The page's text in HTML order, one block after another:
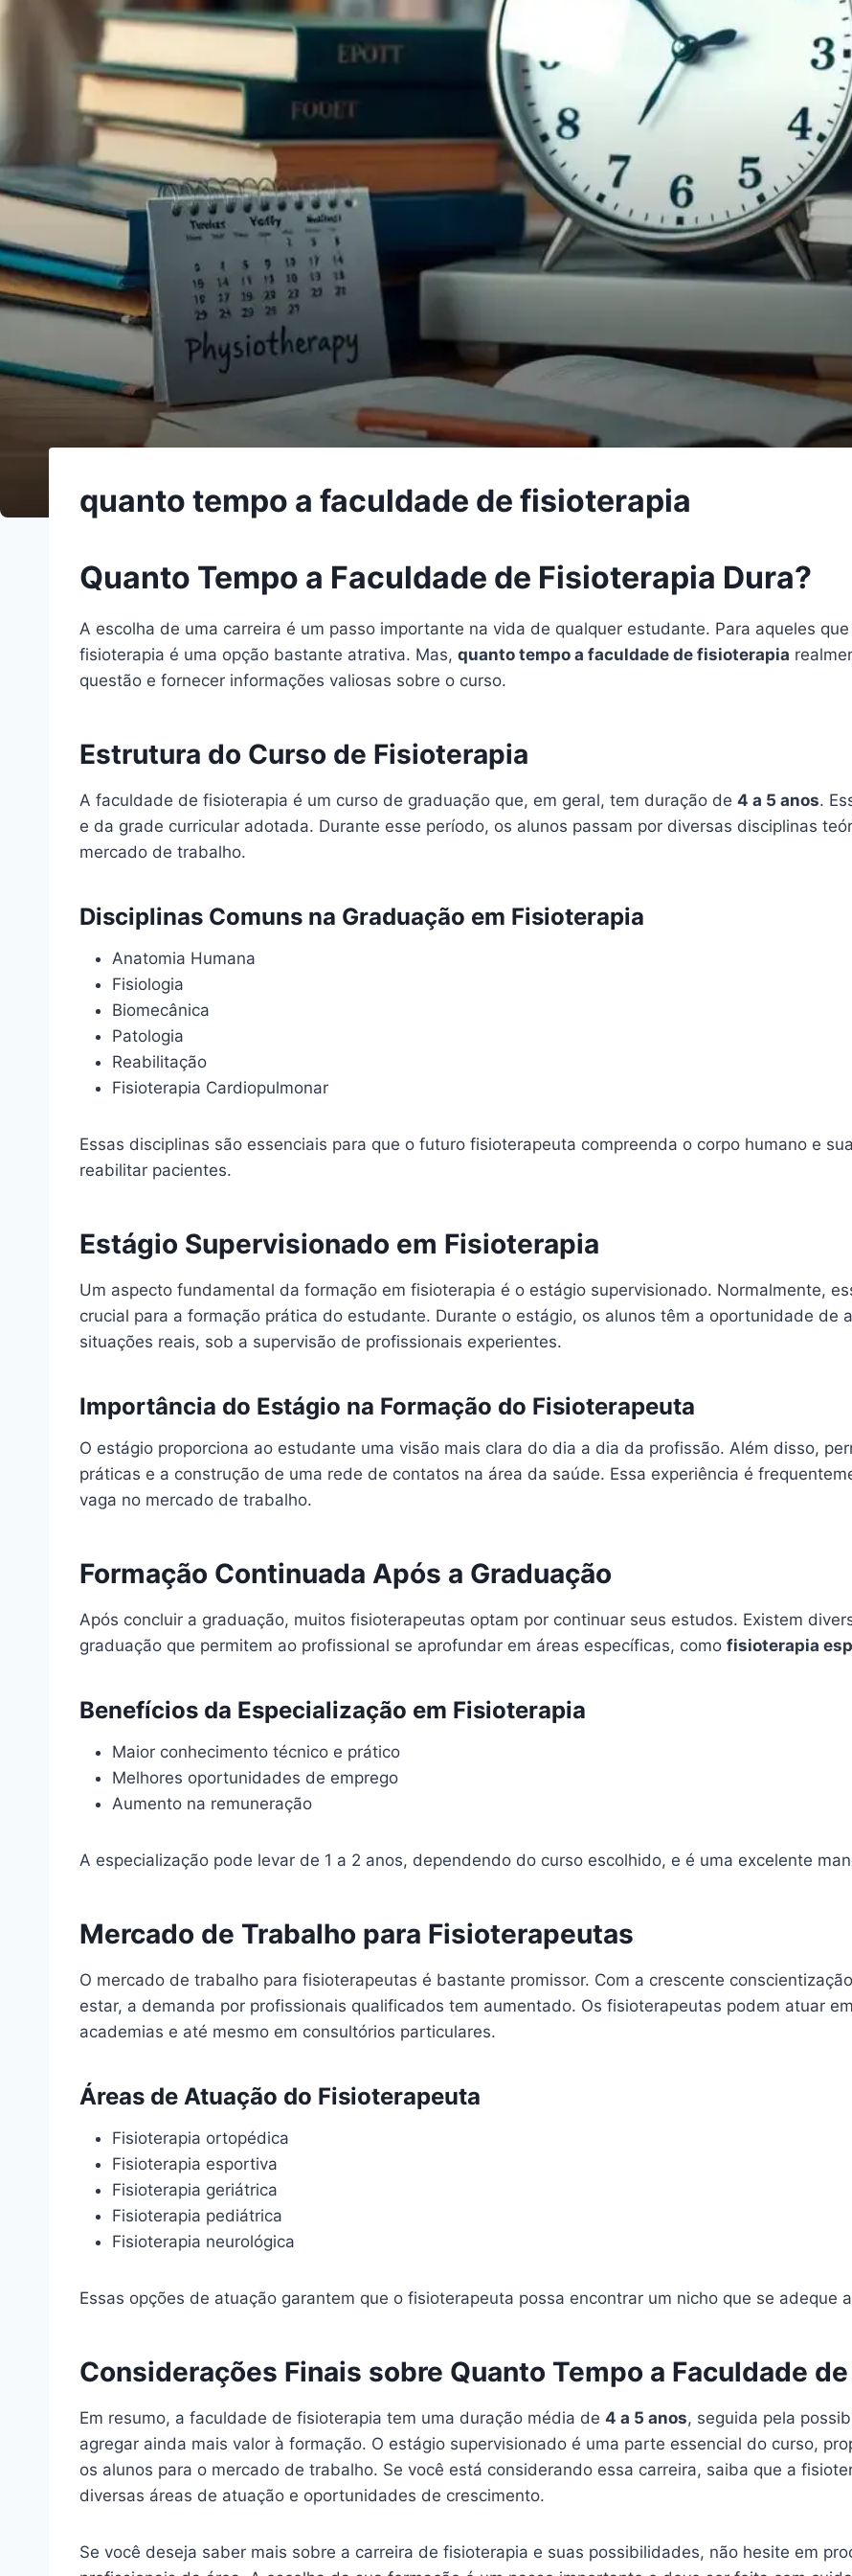
quanto tempo a faculdade de fisioterapia
Quanto Tempo a Faculdade de Fisioterapia Dura?
A escolha de uma carreira é um passo importante na vida de qualquer estudante. Para aqueles
fisioterapia é uma opção bastante atrativa. Mas, quanto tempo a faculdade de fisioterapia
questão e fornecer informações valiosas sobre o curso.
Estrutura do Curso de Fisioterapia
A faculdade de fisioterapia é um curso de graduação que, em geral, tem duração de 4 a 5 anos.
e da grade curricular adotada. Durante esse período, os alunos passam por diversas disciplinas
mercado de trabalho.
Disciplinas Comuns na Graduação em Fisioterapia
Anatomia Humana
Fisiologia
Biomecânica
Patologia
Reabilitação
Fisioterapia Cardiopulmonar
Essas disciplinas são essenciais para que o futuro fisioterapeuta compreenda o corpo humano e
reabilitar pacientes.
Estágio Supervisionado em Fisioterapia
Um aspecto fundamental da formação em fisioterapia é o estágio supervisionado. Normalmente,
crucial para a formação prática do estudante. Durante o estágio, os alunos têm a oportunidade de
situações reais, sob a supervisão de profissionais experientes.
Importância do Estágio na Formação do Fisioterapeuta
O estágio proporciona ao estudante uma visão mais clara do dia a dia da profissão. Além disso,
práticas e a construção de uma rede de contatos na área da saúde. Essa experiência é
vaga no mercado de trabalho.
Formação Continuada Após a Graduação
Após concluir a graduação, muitos fisioterapeutas optam por continuar seus estudos. Existem
graduação que permitem ao profissional se aprofundar em áreas específicas, como fisioterapia
Benefícios da Especialização em Fisioterapia
Maior conhecimento técnico e prático
Melhores oportunidades de emprego
Aumento na remuneração
A especialização pode levar de 1 a 2 anos, dependendo do curso escolhido, e é uma excelente
Mercado de Trabalho para Fisioterapeutas
O mercado de trabalho para fisioterapeutas é bastante promissor. Com a crescente
estar, a demanda por profissionais qualificados tem aumentado. Os fisioterapeutas podem atuar
academias e até mesmo em consultórios particulares.
Áreas de Atuação do Fisioterapeuta
Fisioterapia ortopédica
Fisioterapia esportiva
Fisioterapia geriátrica
Fisioterapia pediátrica
Fisioterapia neurológica
Essas opções de atuação garantem que o fisioterapeuta possa encontrar um nicho que se adeque
Considerações Finais sobre Quanto Tempo a Faculdade
Em resumo, a faculdade de fisioterapia tem uma duração média de 4 a 5 anos, seguida pela
agregar ainda mais valor à formação. O estágio supervisionado é uma parte essencial do curso,
os alunos para o mercado de trabalho. Se você está considerando essa carreira, saiba que a
diversas áreas de atuação e oportunidades de crescimento.
Se você deseja saber mais sobre a carreira de fisioterapia e suas possibilidades, não hesite em